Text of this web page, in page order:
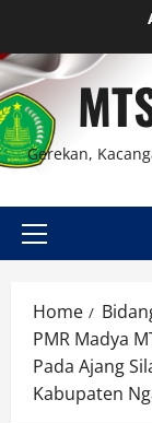
content
Gerekan,
Primary
Home
PMR Madya
Pada Ajang
Kabupaten